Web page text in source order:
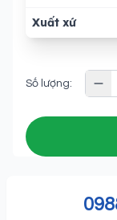
Xuất xứ
Số lượng: